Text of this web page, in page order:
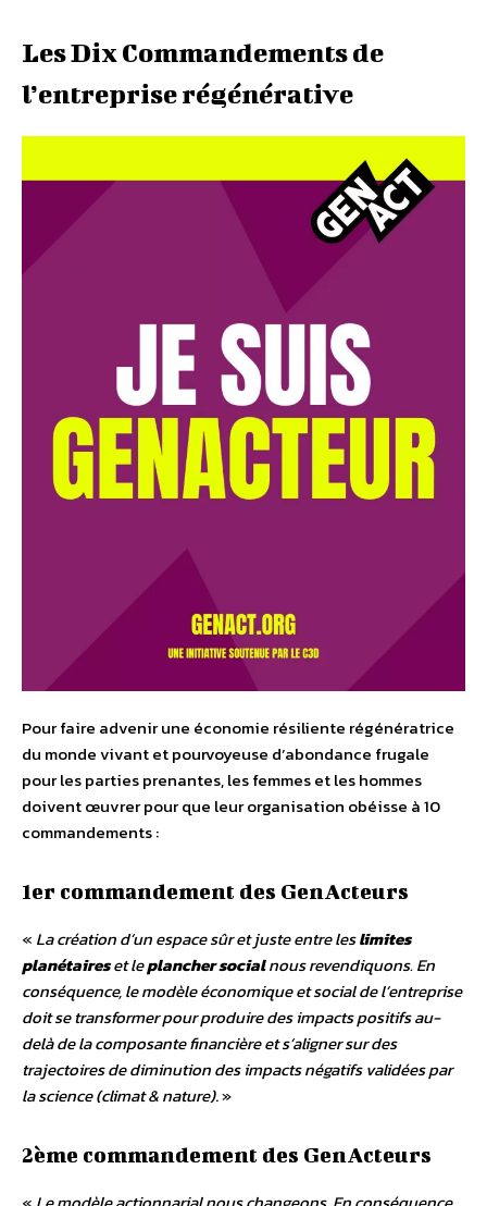
Les Dix Commandements de
l’entreprise régénérative
Pour faire advenir une économie résiliente régénératrice
du monde vivant et pourvoyeuse d’abondance frugale
pour les parties prenantes, les femmes et les hommes
doivent œuvrer pour que leur organisation obéisse à 10
commandements :
1er commandement des GenActeurs
« La création d’un espace sûr et juste entre leslimites
planétaireset leplancher socialnous revendiquons. En
conséquence, le modèle économique et social de l’entreprise
doit se transformer pour produire des impacts positifs au-
delà de la composante financière et s’aligner sur des
trajectoires de diminution des impacts négatifs validées par
la science (climat & nature). »
2ème commandement des GenActeurs